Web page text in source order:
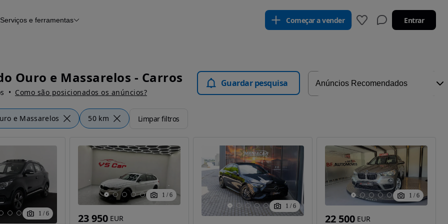
Serviços e ferramentas Começar a vender Entrar
Ouro e Massarelos - Carros
Como são posicionados os anúncios?
Guardar pesquisa
e Massarelos 50 km Limpar filtros
1 / 6
1 / 6
23 950 EUR
1 / 6
1 / 6
22 500 EUR